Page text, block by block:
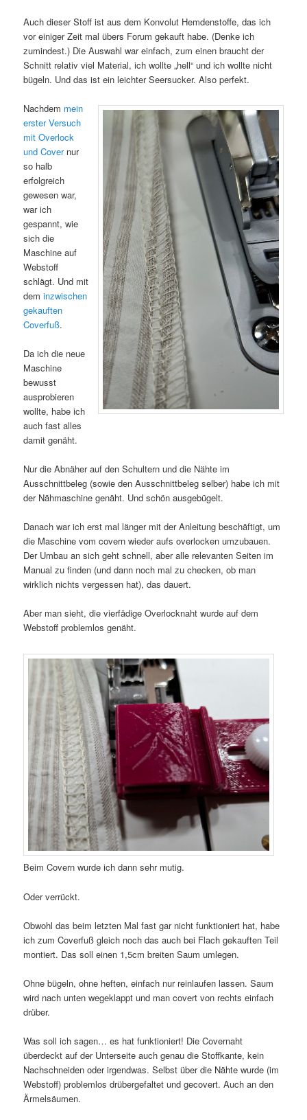
Auch dieser Stoff ist aus dem Konvolut Hemdenstoffe, das ich
vor einiger Zeit mal übers Forum gekauft habe. (Denke ich
zumindest.) Die Auswahl war einfach, zum einen braucht der
Schnitt relativ viel Material, ich wollte „hell“ und ich wollte nicht
bügeln. Und das ist ein leichter Seersucker. Also perfekt.
Nachdem mein
erster Versuch
mit Overlock
und Covernur
so halb
erfolgreich
gewesen war,
war ich
gespannt, wie
sich die
Maschine auf
Webstoff
schlägt. Und mit
deminzwischen
gekauften
Coverfuß.
Da ich die neue
Maschine
bewusst
ausprobieren
wollte, habe ich
auch fast alles
damit genäht.
Nur die Abnäher auf den Schultern und die Nähte im
Ausschnittbeleg (sowie den Ausschnittbeleg selber) habe ich mit
der Nähmaschine genäht. Und schön ausgebügelt.
Danach war ich erst mal länger mit der Anleitung beschäftigt, um
die Maschine vom covern wieder aufs overlocken umzubauen.
Der Umbau an sich geht schnell, aber alle relevanten Seiten im
Manual zu finden (und dann noch mal zu checken, ob man
wirklich nichts vergessen hat), das dauert.
Aber man sieht, die vierfädige Overlocknaht wurde auf dem
Webstoff problemlos genäht.
Beim Covern wurde ich dann sehr mutig.
Oder verrückt.
Obwohl das beim letzten Mal fast gar nicht funktioniert hat, habe
ich zum Coverfuß gleich noch das auch bei Flach gekauften Teil
montiert. Das soll einen 1,5cm breiten Saum umlegen.
Ohne bügeln, ohne heften, einfach nur reinlaufen lassen. Saum
wird nach unten wegeklappt und man covert von rechts einfach
drüber.
Was soll ich sagen… es hat funktioniert! Die Covernaht
überdeckt auf der Unterseite auch genau die Stoffkante, kein
Nachschneiden oder irgendwas. Selbst über die Nähte wurde (im
Webstoff) problemlos drübergefaltet und gecovert. Auch an den
Ärmelsäumen.